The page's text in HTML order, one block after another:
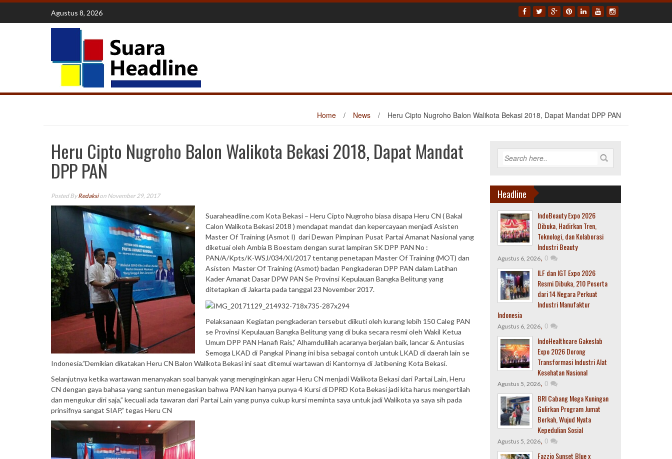
Skip
content
Agustus 8, 2026
Home / News / Heru Cipto Nugroho Balon Walikota Bekasi 2018, Dapat Mandat DPP PAN
Heru Cipto Nugroho Balon Walikota Bekasi 2018, Dapat Mandat
DPP PAN
Posted ByRedaksion November 29, 2017
Suaraheadline.com Kota Bekasi – Heru Cipto Nugroho biasa disapa Heru CN ( Bakal
Calon Walikota Bekasi 2018 ) mendapat mandat dan kepercayaan menjadi Asisten
Master Of Training (Asmot I) dari Dewan Pimpinan Pusat Partai Amanat Nasional yang
diketuai oleh Ambia B Boestam dengan surat lampiran SK DPP PAN No :
PAN/A/Kpts/K-WSJ/034/XI/2017 tentang penetapan Master Of Training (MOT) dan
Asisten Master Of Training (Asmot) badan Pengkaderan DPP PAN dalam Latihan
Kader Amanat Dasar DPW PAN Se Provinsi Kepulauan Bangka Belitung yang
ditetapkan di Jakarta pada tanggal 23 November 2017.
Pelaksanaan Kegiatan pengkaderan tersebut diikuti oleh kurang lebih 150 Caleg PAN
se Provinsi Kepulauan Bangka Belitung yang di buka secara resmi oleh Wakil Ketua
Umum DPP PAN Hanafi Rais,” Alhamdullilah acaranya berjalan baik, lancar & Antusias
Semoga LKAD di Pangkal Pinang ini bisa sebagai contoh untuk LKAD di daerah lain se
Indonesia.”Demikian dikatakan Heru CN Balon Walikota Bekasi ini saat ditemui wartawan di Kantornya di Jatibening Kota Bekasi.
Selanjutnya ketika wartawan menanyakan soal banyak yang menginginkan agar Heru CN menjadi Walikota Bekasi dari Partai Lain, Heru
CN dengan gaya bahasa yang santun menegaskan bahwa PAN kan hanya punya 4 Kursi di DPRD Kota Bekasi jadi kita harus mengertilah
dan mengukur diri saja,” kecuali ada tawaran dari Partai Lain yang punya cukup kursi meminta saya untuk jadi Walikota ya saya sih pada
prinsifnya sangat SIAP,” tegas Heru CN
Headline
IndoBeauty Expo 2026
Dibuka, Hadirkan Tren,
Teknologi, dan Kolaborasi
Industri Beauty
Agustus 6, 2026, 0
ILF dan IGT Expo 2026
Resmi Dibuka, 210 Peserta
dari 14 Negara Perkuat
Industri Manufaktur
Indonesia
Agustus 6, 2026, 0
IndoHealthcare Gakeslab
Expo 2026 Dorong
Transformasi Industri Alat
Kesehatan Nasional
Agustus 5, 2026, 0
BRI Cabang Mega Kuningan
Gulirkan Program Jumat
Berkah, Wujud Nyata
Kepedulian Sosial
Agustus 5, 2026, 0
Fazzio Sunset Blue x